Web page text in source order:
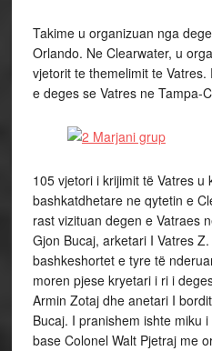
Takime u organizuan nga
Orlando. Ne Clearwater, u
vjetorit te themelimit te
e deges se Vatres ne Tampa-
105 vjetori i krijimit të Vatres
bashkatdhetare ne qytetin e
rast vizituan degen e Vatraes
Gjon Bucaj, arketari I Vatres
bashkeshortet e tyre të
moren pjese kryetari i ri i
Armin Zotaj dhe anetari I
Bucaj. I pranishem ishte miku
base Colonel Walt Pjetraj me